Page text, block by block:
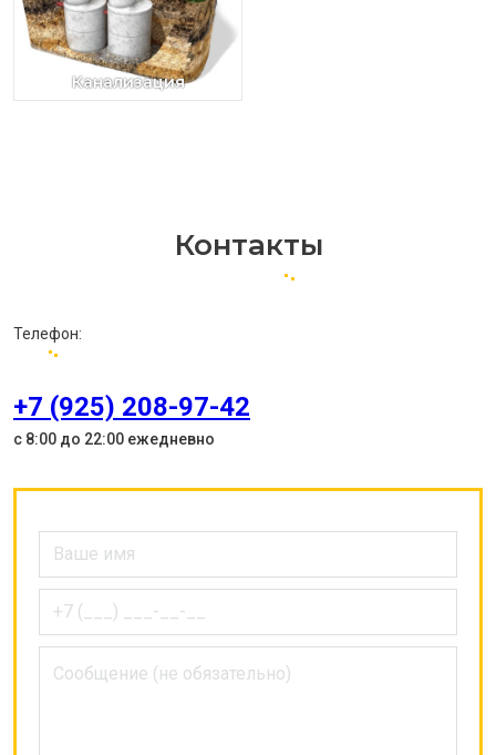
Канализация
Контакты
Телефон:
+7 (925) 208-97-42
с 8:00 до 22:00 ежедневно